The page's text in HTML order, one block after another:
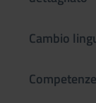
Cambio